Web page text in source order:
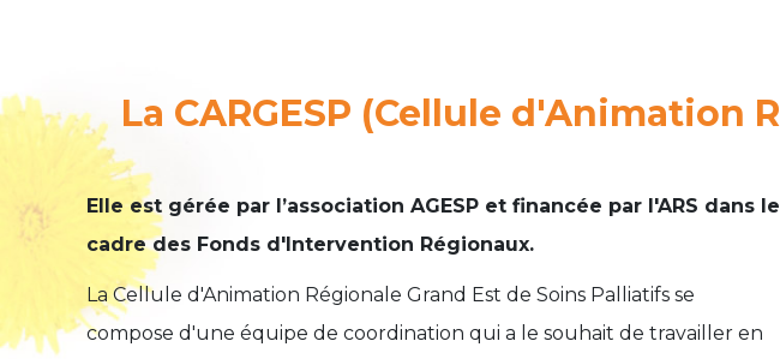
La CARGESP (Cellule d'Animation
Elle est gérée par l’association AGESP et financée par l'ARS dans le
cadre des Fonds d'Intervention Régionaux.
La Cellule d'Animation Régionale Grand Est de Soins Palliatifs se
compose d'une équipe de coordination qui a le souhait de travailler en